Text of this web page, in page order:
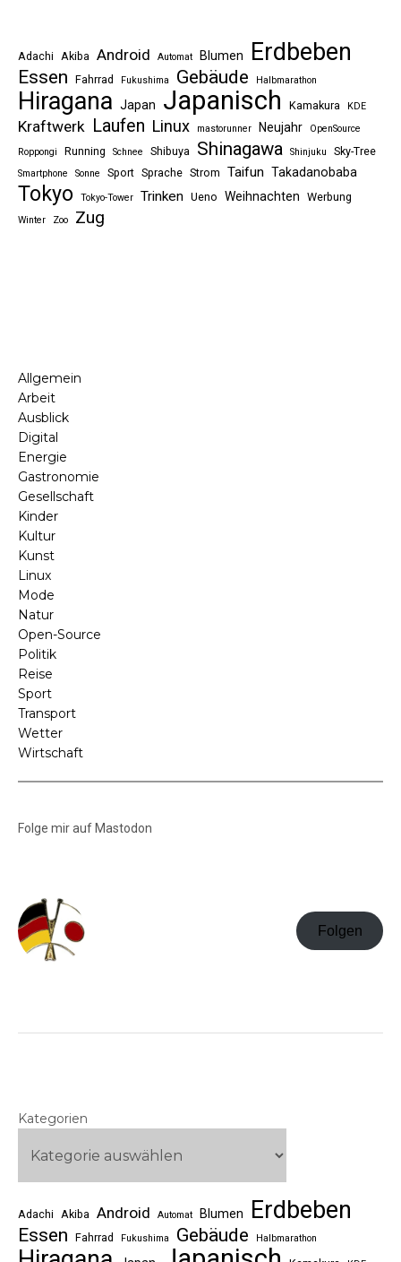
Adachi Akiba Android Automat Blumen Erdbeben
Essen Fahrrad Fukushima Gebäude Halbmarathon
Hiragana Japan Japanisch Kamakura KDE
Kraftwerk Laufen Linux mastorunner Neujahr
OpenSource
Roppongi
Running Schnee Shibuya Shinagawa Shinjuku Sky-Tree
Smartphone Sonne Sport Sprache Strom Taifun Takadanobaba
Tokyo Tokyo-Tower Trinken Ueno Weihnachten Werbung
Winter Zoo Zug
Allgemein
Arbeit
Ausblick
Digital
Energie
Gastronomie
Gesellschaft
Kinder
Kultur
Kunst
Linux
Mode
Natur
Open-Source
Politik
Reise
Sport
Transport
Wetter
Wirtschaft
Folge mir auf Mastodon
Folgen
Kategorien
Adachi Akiba Android Automat Blumen Erdbeben
Essen Fahrrad Fukushima Gebäude Halbmarathon